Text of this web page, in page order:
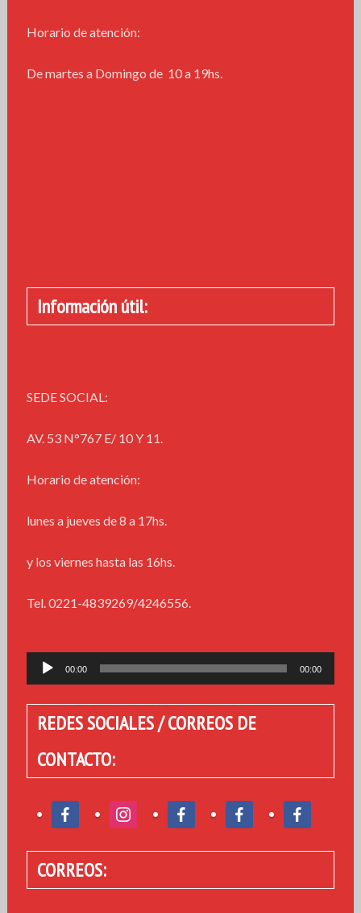
Horario de atención:
De martes a Domingo de 10 a 19hs.
Información útil:
SEDE SOCIAL:
AV. 53 N°767 E/ 10 Y 11.
Horario de atención:
lunes a jueves de 8 a 17hs.
y los viernes hasta las 16hs.
Tel. 0221-4839269/4246556.
Reproductor
de
audio
00:00 00:00
REDES SOCIALES / CORREOS DE
CONTACTO:
CORREOS: